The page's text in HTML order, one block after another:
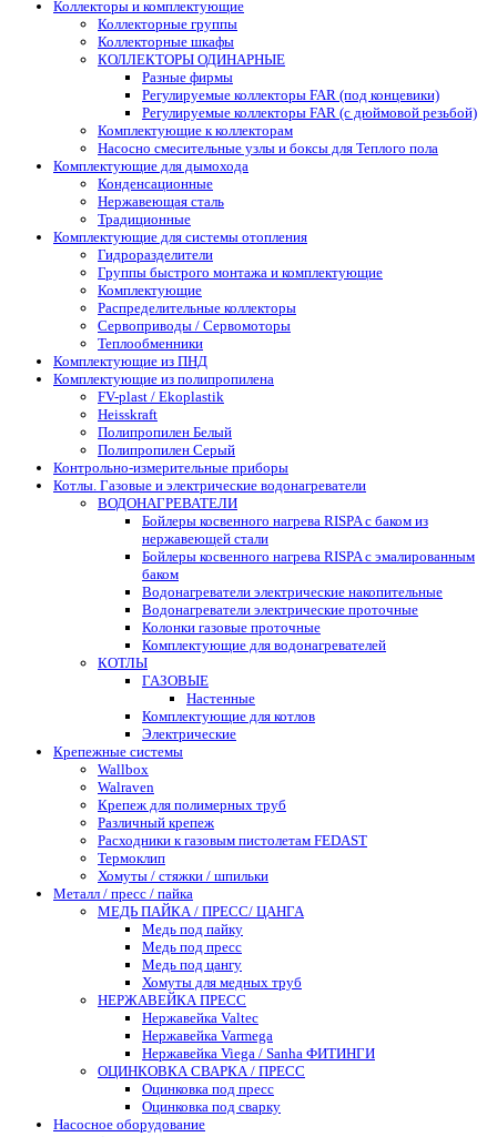
Коллекторы и комплектующие
Коллекторные группы
Коллекторные шкафы
КОЛЛЕКТОРЫ ОДИНАРНЫЕ
Разные фирмы
Регулируемые коллекторы FAR (под концевики)
Регулируемые коллекторы FAR (с дюймовой резьбой)
Комплектующие к коллекторам
Насосно смесительные узлы и боксы для Теплого пола
Комплектующие для дымохода
Конденсационные
Нержавеющая сталь
Традиционные
Комплектующие для системы отопления
Гидроразделители
Группы быстрого монтажа и комплектующие
Комплектующие
Распределительные коллекторы
Сервоприводы / Сервомоторы
Теплообменники
Комплектующие из ПНД
Комплектующие из полипропилена
FV-plast / Ekoplastik
Heisskraft
Полипропилен Белый
Полипропилен Серый
Контрольно-измерительные приборы
Котлы. Газовые и электрические водонагреватели
ВОДОНАГРЕВАТЕЛИ
Бойлеры косвенного нагрева RISPA с баком из
нержавеющей стали
Бойлеры косвенного нагрева RISPA с эмалированным
баком
Водонагреватели электрические накопительные
Водонагреватели электрические проточные
Колонки газовые проточные
Комплектующие для водонагревателей
КОТЛЫ
ГАЗОВЫЕ
Настенные
Комплектующие для котлов
Электрические
Крепежные системы
Wallbox
Walraven
Крепеж для полимерных труб
Различный крепеж
Расходники к газовым пистолетам FEDAST
Термоклип
Хомуты / стяжки / шпильки
Металл / пресс / пайка
МЕДЬ ПАЙКА / ПРЕСС/ ЦАНГА
Медь под пайку
Медь под пресс
Медь под цангу
Хомуты для медных труб
НЕРЖАВЕЙКА ПРЕСС
Нержавейка Valtec
Нержавейка Varmega
Нержавейка Viega / Sanha ФИТИНГИ
ОЦИНКОВКА СВАРКА / ПРЕСС
Оцинковка под пресс
Оцинковка под сварку
Насосное оборудование